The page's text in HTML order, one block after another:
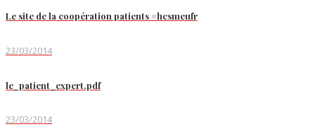
Le site de la coopération patients #hcsmeufr
23/03/2014
le_patient_expert.pdf
23/03/2014